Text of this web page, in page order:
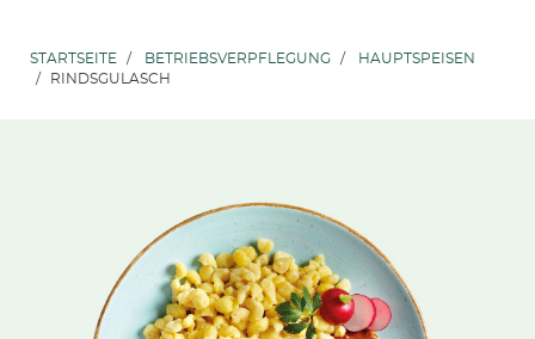
STARTSEITE BETRIEBSVERPFLEGUNG
HAUPTSPEISEN
RINDSGULASCH